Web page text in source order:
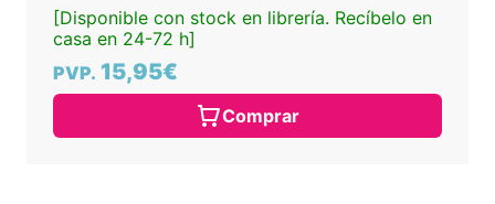
[Disponible con stock en librería. Recíbelo en
casa en 24-72 h]
PVP. 15,95€
Comprar